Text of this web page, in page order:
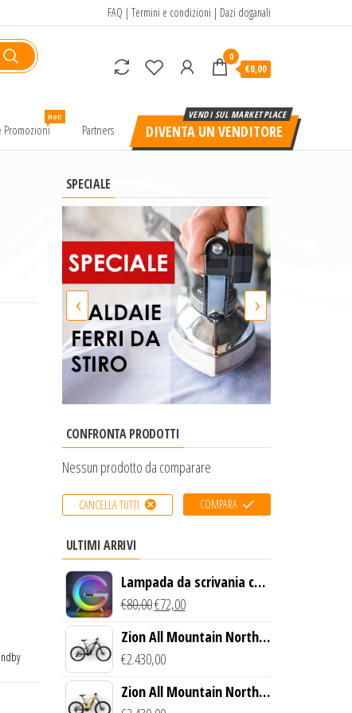
FAQ | Termini e condizioni | Dazi doganali
0
€0,00
Promozioni
Hot!
Partners DIVENTA UN VENDITORE
SPECIALE
‹ ›
CONFRONTA PRODOTTI
Nessun prodotto da comparare
CANCELLA TUTTI COMPARA
ULTIMI ARRIVI
Lampada da scrivania con
luce LED e ricarica
wireless
€80,00€72,00
Zion All Mountain North
Creek Bike (Nero)
€2.430,00
Zion All Mountain North